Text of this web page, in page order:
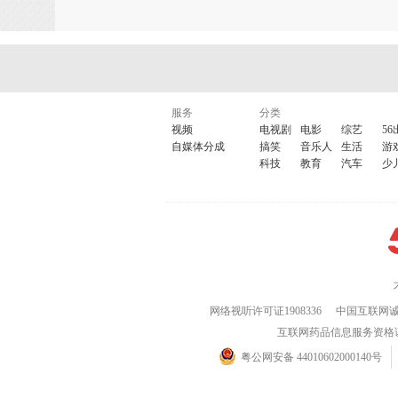
服务
视频
自媒体分成
分类
电视剧
电影 综艺 56
搞笑
音乐人 生活 游
科技
教育 汽车 少
网络视听许可证1908336
中国互联网
互联网药品信息服务资格
粤公网安备 44010602000140号